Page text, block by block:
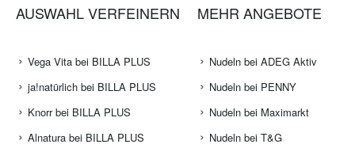
AUSWAHL VERFEINERN
Vega Vita bei BILLA PLUS
ja!natürlich bei BILLA PLUS
Knorr bei BILLA PLUS
Alnatura bei BILLA PLUS
MEHR ANGEBOTE
Nudeln bei ADEG Aktiv
Nudeln bei PENNY
Nudeln bei Maximarkt
Nudeln bei T&G